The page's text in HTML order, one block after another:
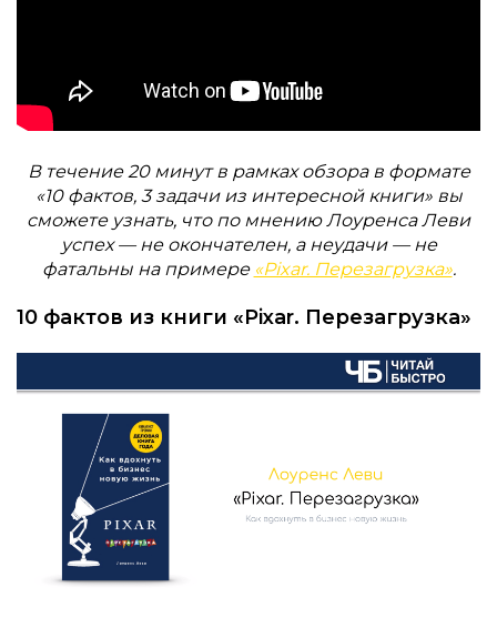
В течение 20 минут в рамках обзора в формате
«10 фактов, 3 задачи из интересной книги» вы
сможете узнать, что по мнению Лоуренса Леви
успех — не окончателен, а неудачи — не
фатальны на примере «Pixar. Перезагрузка».
10 фактов из книги «Pixar. Перезагрузка»